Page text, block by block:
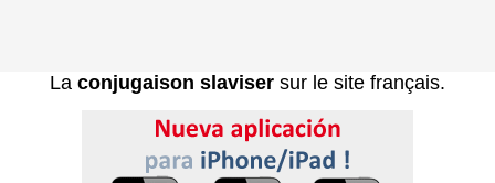
La conjugaison slaviser sur le site français.